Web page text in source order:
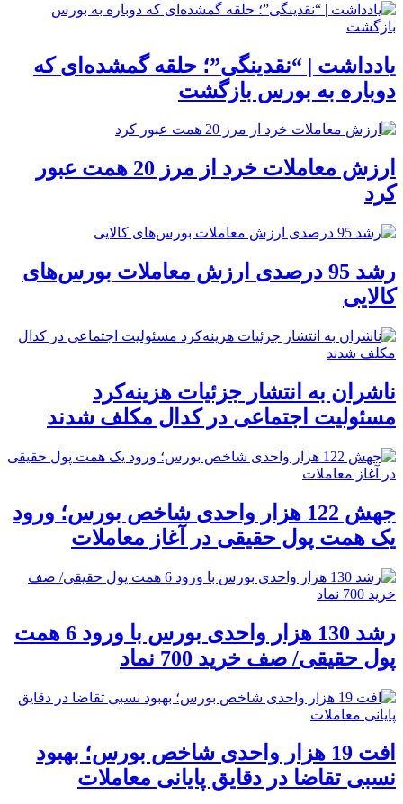
یادداشت | “نقدینگی”؛ حلقه گمشده‌ای که
دوباره به بورس بازگشت
ارزش معاملات خرد از مرز 20 همت عبور
کرد
رشد 95 درصدی ارزش معاملات بورس‌های
کالایی
ناشران به انتشار جزئیات هزینه‌کرد
مسئولیت اجتماعی در کدال مکلف شدند
جهش 122 هزار واحدی شاخص بورس؛ ورود
یک همت پول حقیقی در آغاز معاملات
رشد 130 هزار واحدی بورس با ورود 6 همت
پول حقیقی/ صف خرید 700 نماد
افت 19 هزار واحدی شاخص بورس؛ بهبود
نسبی تقاضا در دقایق پایانی معاملات